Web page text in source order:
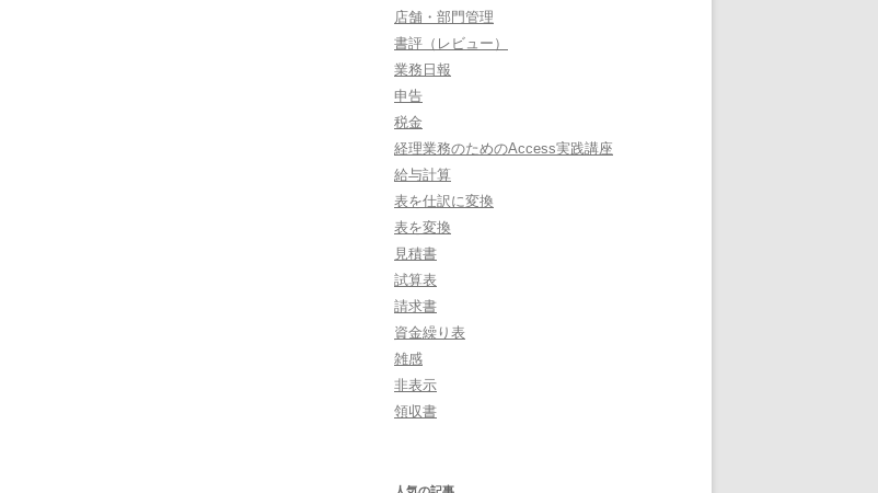
店舗・部門管理
書評（レビュー）
業務日報
申告
税金
経理業務のためのAccess実践講座
給与計算
表を仕訳に変換
表を変換
見積書
試算表
請求書
資金繰り表
雑感
非表示
領収書